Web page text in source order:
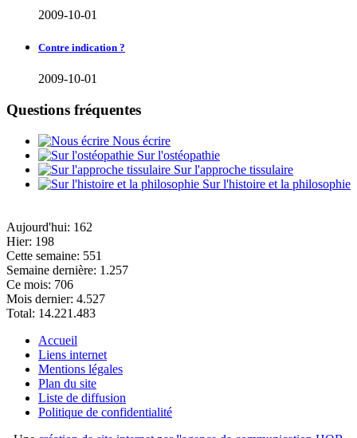
2009-10-01
Contre indication ?
2009-10-01
Questions fréquentes
Nous écrire
Sur l'ostéopathie
Sur l'approche tissulaire
Sur l'histoire et la philosophie
Aujourd'hui: 162
Hier: 198
Cette semaine: 551
Semaine dernière: 1.257
Ce mois: 706
Mois dernier: 4.527
Total: 14.221.483
Accueil
Liens internet
Mentions légales
Plan du site
Liste de diffusion
Politique de confidentialité